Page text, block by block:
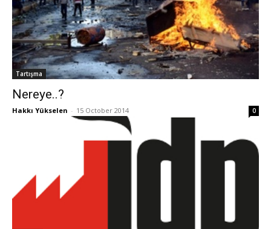
Tartışma
Nereye..?
Hakkı Yükselen - 15 October 2014 0